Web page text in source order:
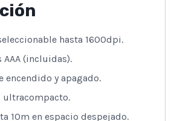
hasta 1600dpi.
(incluidas).
encendido y apagado.
ultracompacto.
10m en espacio despejado.